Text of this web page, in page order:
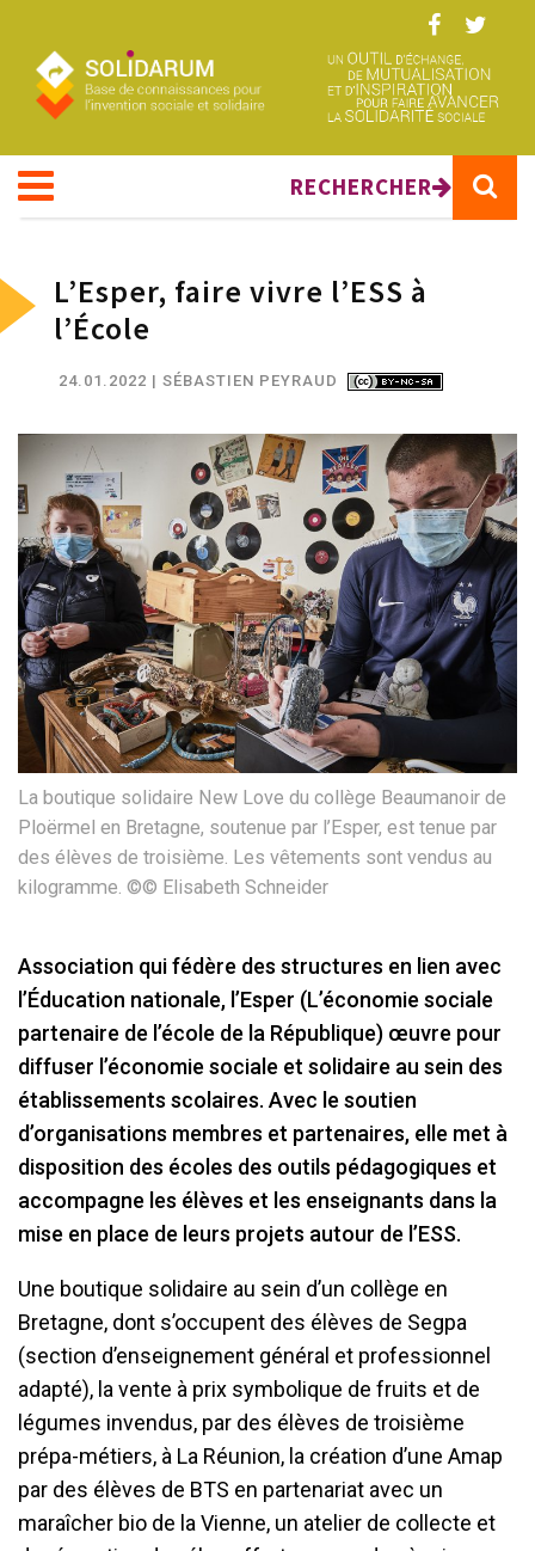
RECHERCHER
L’Esper, faire vivre l’ESS à
l’École
24.01.2022 | SÉBASTIEN PEYRAUD
La boutique solidaire New Love du collège Beaumanoir de
Ploërmel en Bretagne, soutenue par l’Esper, est tenue par
des élèves de troisième. Les vêtements sont vendus au
kilogramme. ©© Elisabeth Schneider
Association qui fédère des structures en lien avec
l’Éducation nationale, l’Esper (L’économie sociale
partenaire de l’école de la République) œuvre pour
diffuser l’économie sociale et solidaire au sein des
établissements scolaires. Avec le soutien
d’organisations membres et partenaires, elle met à
disposition des écoles des outils pédagogiques et
accompagne les élèves et les enseignants dans la
mise en place de leurs projets autour de l’ESS.
Une boutique solidaire au sein d’un collège en
Bretagne, dont s’occupent des élèves de Segpa
(section d’enseignement général et professionnel
adapté), la vente à prix symbolique de fruits et de
légumes invendus, par des élèves de troisième
prépa-métiers, à La Réunion, la création d’une Amap
par des élèves de BTS en partenariat avec un
maraîcher bio de la Vienne, un atelier de collecte et